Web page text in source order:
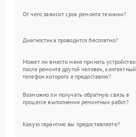
От чего зависит срок ремонта техники?
Диагностика проводится бесплатно?
Может ли вместо меня принять устройство
после ремонта другой человек, контактный
телефон которого я предоставлю?
Возможно ли получать обратную связь в
процессе выполнения ремонтных работ?
Какую гарантию вы предоставляете?